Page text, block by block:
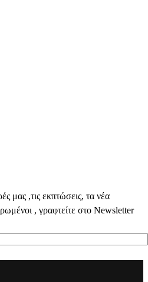
μας ,τις εκπτώσεις, τα νέα
, γραφτείτε στο Newsletter